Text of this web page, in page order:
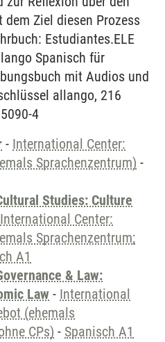
Ziel diesen Prozess
Estudiantes.ELE
Spanisch für
mit Audios und
allango, 216
4
- International Center:
Sprachenzentrum) -
Studies: Culture
International Center:
Sprachenzentrum;
A1
& Law:
Law - International
(ehemals
CPs) - Spanisch A1